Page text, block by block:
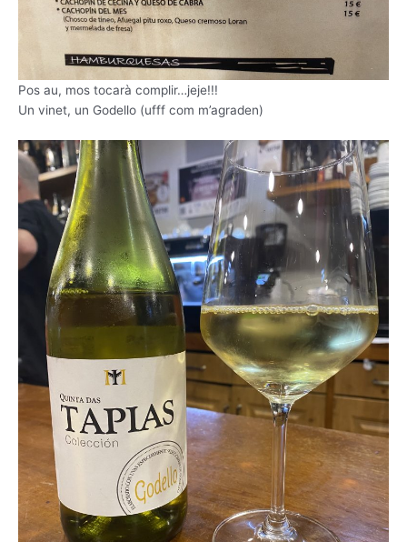
Pos au, mos tocarà complir…jeje!!!
Un vinet, un Godello (ufff com m’agraden)